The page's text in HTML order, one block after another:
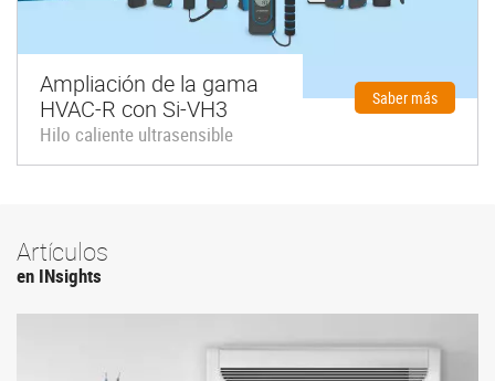
Ampliación de la gama
HVAC-R con Si-VH3
Hilo caliente ultrasensible
Saber más
Artículos
en INsights